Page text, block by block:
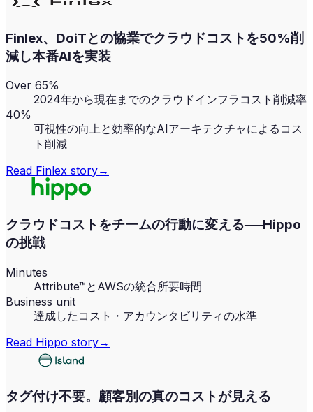
Finlex、DoiTとの協業でクラウドコストを50%削
減し本番AIを実装
Over 65%
2024年から現在までのクラウドインフラコスト削減率
40%
可視性の向上と効率的なAIアーキテクチャによるコス
ト削減
Read Finlex story→
クラウドコストをチームの行動に変える──Hippo
の挑戦
Minutes
Attribute™とAWSの統合所要時間
Business unit
達成したコスト・アカウンタビリティの水準
Read Hippo story→
タグ付け不要。顧客別の真のコストが見える